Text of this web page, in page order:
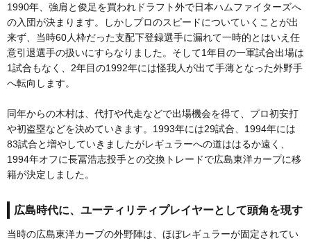
1990年、強肩と俊足を買われドラフト外で日本ハムファイターズへ
の入団が決まります。しかしプロのスピードについていくことが出
来ず、当時60人枠だった支配下登録選手に漏れて一時的とはいえ任
意引退選手の扱いにすらなりました。そして1年目の一軍試合出場は
1試合もなく、2年目の1992年には怪我人が出て手薄となった外野手
へ転向します。
同年からの木村は、代打や代走などで出場機会を得て、プロ初安打
や初盗塁などを決めていきます。1993年には29試合、1994年には
83試合と増やしていきましたがレギュラーへの道ははるか遠く、
1994年オフに長冨浩志投手との交換トレードで広島東洋カープに移
籍が決定しました。
広島時代に、ユーティリティプレイヤーとして頭角を現す
当時の広島東洋カープの外野陣は、ほぼレギュラーが固定されてい